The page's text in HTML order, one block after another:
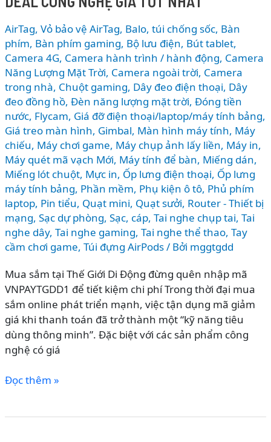
tính
năng
AI,
nâng
cấp
Apple
Music
và
bảo
mật
mạnh
mẽ
AirTag, Vỏ bảo vệ AirTag, Balo, túi chống sốc, Bàn
phím, Bàn phím gaming, Bộ lưu điện, Bút tablet,
Camera 4G, Camera hành trình / hành động, Camera
Năng Lượng Mặt Trời, Camera ngoài trời, Camera
trong nhà, Chuột gaming, Dây đeo điện thoại, Dây
đeo đồng hồ, Đèn năng lượng mặt trời, Đóng tiền
nước, Flycam, Giá đỡ điện thoại/laptop/máy tính bảng,
Giá treo màn hình, Gimbal, Màn hình máy tính, Máy
chiếu, Máy chơi game, Máy chụp ảnh lấy liền, Máy in,
Máy quét mã vạch Mới, Máy tính để bàn, Miếng dán,
Miếng lót chuột, Mực in, Ốp lưng điện thoại, Ốp lưng
máy tính bảng, Phần mềm, Phụ kiện ô tô, Phủ phím
laptop, Pin tiểu, Quạt mini, Quạt sưởi, Router - Thiết bị
mạng, Sạc dự phòng, Sạc, cáp, Tai nghe chụp tai, Tai
nghe dây, Tai nghe gaming, Tai nghe thể thao, Tay
cầm chơi game, Túi đựng AirPods/ Bởi mggtgdd
Mua sắm tại Thế Giới Di Động đừng quên nhập mã
VNPAYTGDD1 để tiết kiệm chi phí Trong thời đại mua
sắm online phát triển mạnh, việc tận dụng mã giảm
giá khi thanh toán đã trở thành một “kỹ năng tiêu
dùng thông minh”. Đặc biệt với các sản phẩm công
nghệ có giá
NHẬP
Đọc thêm »